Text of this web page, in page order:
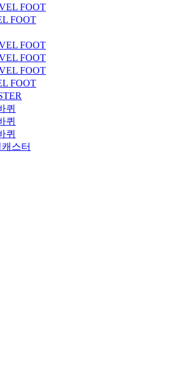
FOOT
FOOT
FOOT
FOOT
FOOT
FOOT
퀴
퀴
퀴
스터